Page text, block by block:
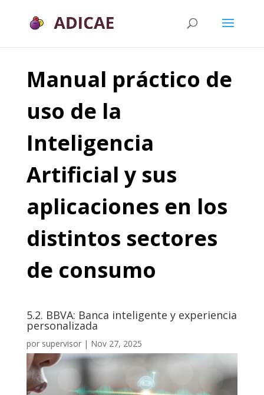
Manual práctico de
uso de la
Inteligencia
Artificial y sus
aplicaciones en los
distintos sectores
de consumo
5.2. BBVA: Banca inteligente y experiencia
personalizada
por supervisor| Nov 27, 2025